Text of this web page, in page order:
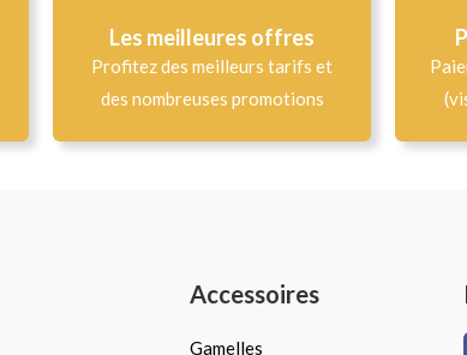
Les meilleures offres
Profitez des meilleurs tarifs et
des nombreuses promotions
Accessoires
Gamelles